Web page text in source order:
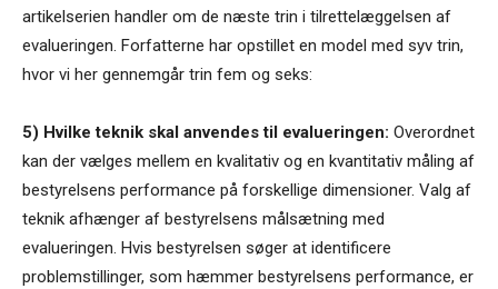
artikelserien handler om de næste trin i tilrettelæggelsen af
evalueringen. Forfatterne har opstillet en model med syv trin,
hvor vi her gennemgår trin fem og seks:
5) Hvilke teknik skal anvendes til evalueringen: Overordnet
kan der vælges mellem en kvalitativ og en kvantitativ måling af
bestyrelsens performance på forskellige dimensioner. Valg af
teknik afhænger af bestyrelsens målsætning med
evalueringen. Hvis bestyrelsen søger at identificere
problemstillinger, som hæmmer bestyrelsens performance, er